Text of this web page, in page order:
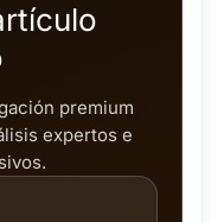
premium
expertos e